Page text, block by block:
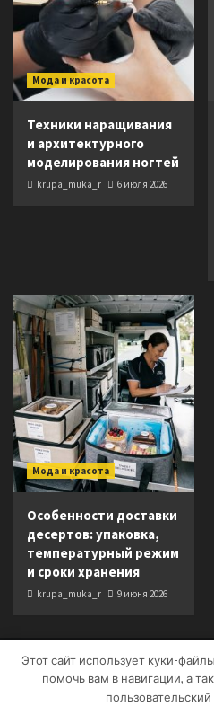
Мода и красота
Техники наращивания
и архитектурного
моделирования ногтей
krupa_muka_r 6 июля 2026
Мода и красота
Особенности доставки
десертов: упаковка,
температурный режим
и сроки хранения
krupa_muka_r 9 июня 2026
Copyright © Все права
Этот сайт использует куки-
помочь вам в навигации, а